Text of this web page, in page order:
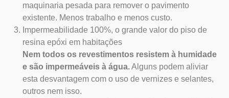
maquinaria pesada para remover o pavimento
existente. Menos trabalho e menos custo.
Impermeabilidade 100%, o grande valor do piso de
resina epóxi em habitações
Nem todos os revestimentos resistem à humidade
e são impermeáveis à água.Alguns podem aliviar
esta desvantagem com o uso de vernizes e selantes,
outros nem isso.